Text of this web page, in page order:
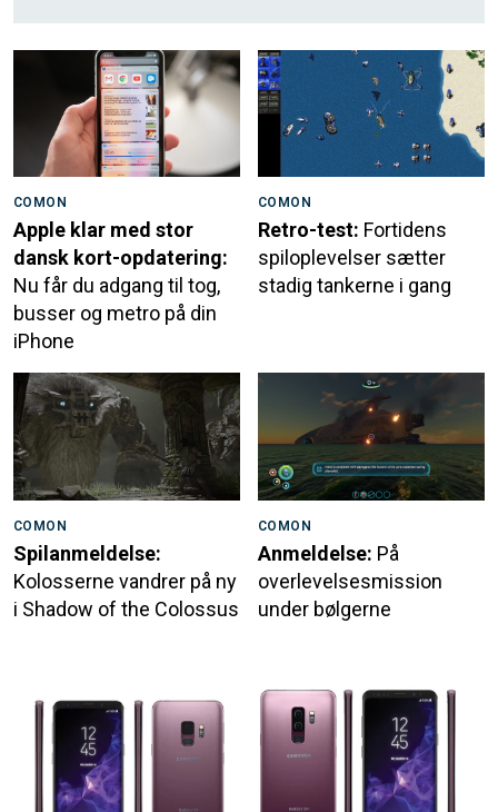
COMON
Apple klar med stor
dansk kort-opdatering:
Nu får du adgang til tog,
busser og metro på din
iPhone
COMON
Retro-test: Fortidens
spiloplevelser sætter
stadig tankerne i gang
COMON
Spilanmeldelse:
Kolosserne vandrer på ny
i Shadow of the Colossus
COMON
Anmeldelse: På
overlevelsesmission
under bølgerne